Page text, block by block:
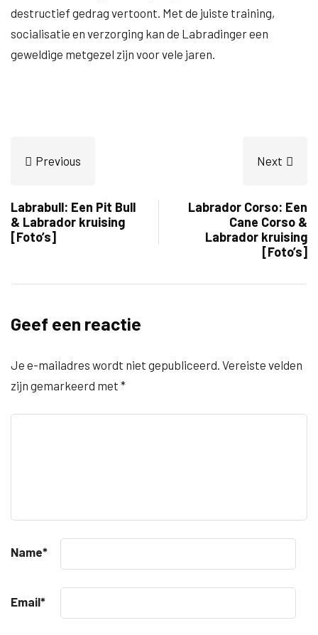
destructief gedrag vertoont. Met de juiste training,
socialisatie en verzorging kan de Labradinger een
geweldige metgezel zijn voor vele jaren.
Previous
Labrabull: Een Pit Bull
& Labrador kruising
[Foto’s]
Next
Labrador Corso: Een
Cane Corso &
Labrador kruising
[Foto’s]
Geef een reactie
Je e-mailadres wordt niet gepubliceerd. Vereiste velden
zijn gemarkeerd met *
Name*
Email*